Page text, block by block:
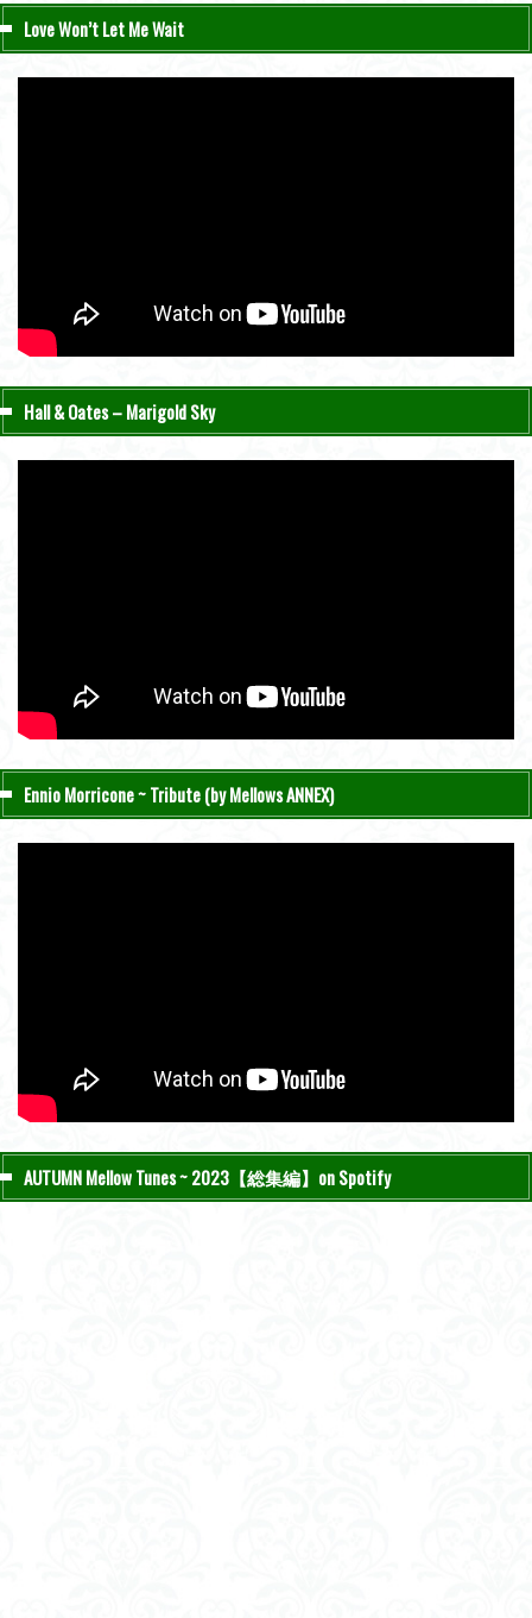
Love Won’t Let Me Wait
Hall & Oates – Marigold Sky
Ennio Morricone ~ Tribute (by Mellows ANNEX)
AUTUMN Mellow Tunes ~ 2023【総集編】on Spotify